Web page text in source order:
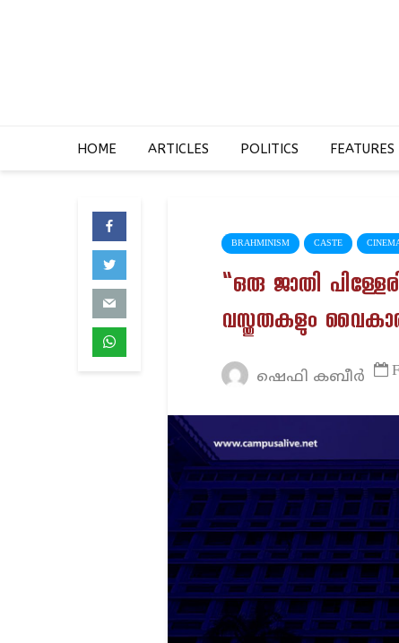
HOME ARTICLES POLITICS FEATURES
BRAHMINISM CASTE
“ഒരു ജാതി
വസ്തുതകളും
ഷെഫി കബീർ